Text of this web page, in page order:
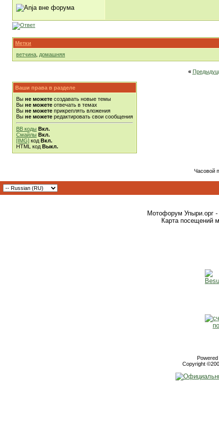
Метки
ветчина домашняя
«
Ваши права в разделе
Вы не можете создавать новые темы
Вы не можете отвечать в темах
Вы не можете прикреплять вложения
Вы не можете редактировать свои сообщения
BB коды Вкл.
Смайлы Вкл.
[IMG] код Вкл.
HTML код Выкл.
Часовой
Мотофорум Упыри.орг -
Карта посещений
Copyright